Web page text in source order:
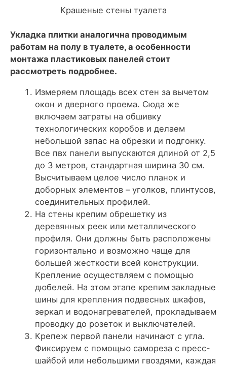
Крашеные стены туалета
Укладка плитки аналогична проводимым
работам на полу в туалете, а особенности
монтажа пластиковых панелей стоит
рассмотреть подробнее.
Измеряем площадь всех стен за вычетом
окон и дверного проема. Сюда же
включаем затраты на обшивку
технологических коробов и делаем
небольшой запас на обрезки и подгонку.
Все пвх панели выпускаются длиной от 2,5
до 3 метров, стандартная ширина 30 см.
Высчитываем целое число планок и
доборных элементов – уголков, плинтусов,
соединительных профилей.
На стены крепим обрешетку из
деревянных реек или металлического
профиля. Они должны быть расположены
горизонтально и возможно чаще для
большей жесткости всей конструкции.
Крепление осуществляем с помощью
дюбелей. На этом этапе крепим закладные
шины для крепления подвесных шкафов,
зеркал и водонагревателей, прокладываем
проводку до розеток и выключателей.
Крепеж первой панели начинают с угла.
Фиксируем с помощью самореза с пресс-
шайбой или небольшими гвоздями, каждая